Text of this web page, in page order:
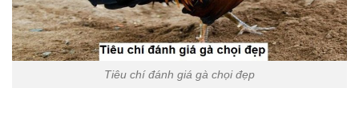
Tiêu chí đánh giá gà chọi đẹp